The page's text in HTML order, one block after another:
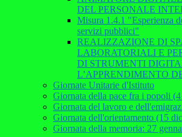
DEL PERSONALE
Misura 1.4.1 "Esperienza
servizi pubblici"
REALIZZAZIONE DI
LABORATORIALI E
DI STRUMENTI
L’APPRENDIMENTO
Giornate Unitarie d'Istituto
Giornata della pace fra i popoli
Giornata del lavoro e
Giornata dell'orientamento (15
Giornata della memoria: 27